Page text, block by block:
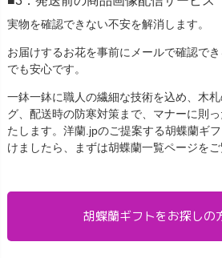
実物を確認できない不安を解消します。
お届けするお花を事前にメールで確認で
でも安心です。
一鉢一鉢に職人の繊細な技術を込め、木
グ、配送時の防寒対策まで、マナーに則
たします。洋蘭.jpのご提案する胡蝶蘭ギ
けましたら、まずは胡蝶蘭一覧ページをご
胡蝶蘭ギフトをお探しの